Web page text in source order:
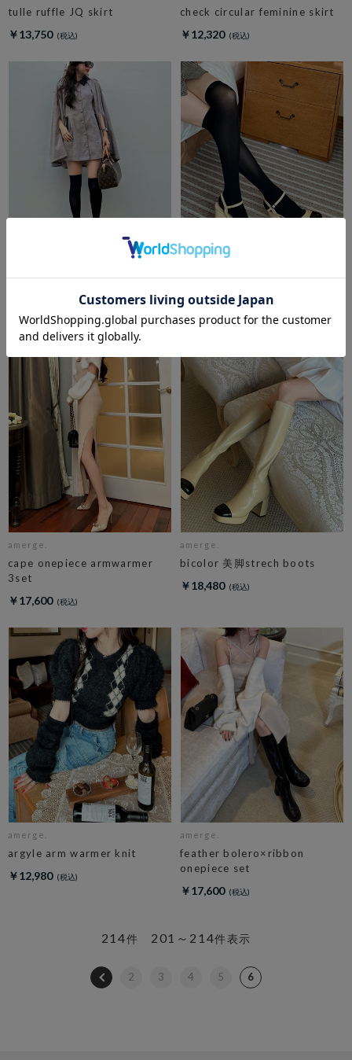
tulle ruffle JQ skirt
￥13,750
check circular feminine skirt
￥12,320
￥15,950
amerge.
cape onepiece armwarmer
3set
￥17,600
amerge.
bicolor 美脚strech boots
￥18,480
amerge.
argyle arm warmer knit
￥12,980
amerge.
feather bolero×ribbon
onepiece set
￥17,600
201～214件表示
214件
2 3 4 5 6